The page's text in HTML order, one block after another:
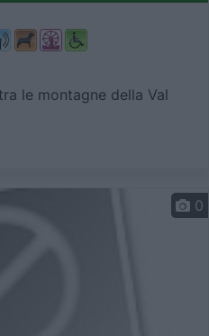
le montagne della Val
0